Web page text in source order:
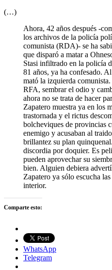
(…)
Ahora, 42 años después -
los archivos de la policía
comunista (RDA)- se ha
que disparó a matar a
Stasi infiltrado en la policía
81 años, ya ha confesado.
mató la izquierda comunista.
RFA, sembrar el odio y
ahora no se trata de hacer
Zapatero muestra ya en los
trastornada y el rictus
bolcheviques de provincias
enemigo y acusaban al
brillantez su plan
discordia por doquier. Es
pueden aprovechar su
bien. Alguien debiera
Zapatero ya sólo escucha
interior.
Comparte esto:
WhatsApp
Telegram